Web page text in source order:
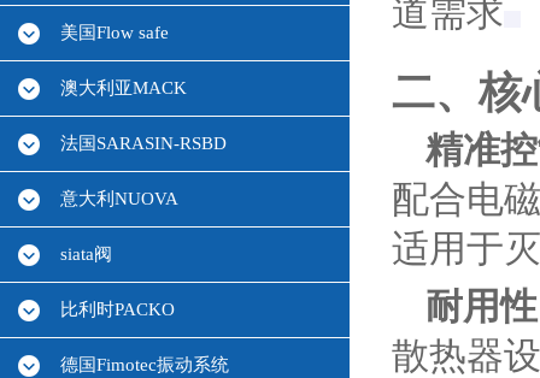
美国Flow safe
澳大利亚MACK
法国SARASIN-RSBD
意大利NUOVA
siata阀
比利时PACKO
德国Fimotec振动系统
道需求‌
二、核
精准
配合电
适用于
耐用性
散热器